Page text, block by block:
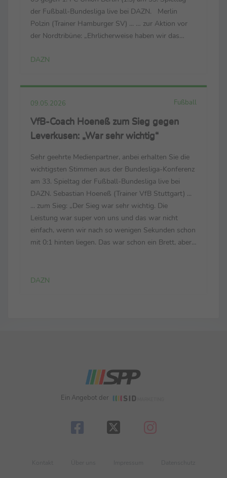
der Fußball-Bundesliga live bei DAZN. Merlin
Polzin (Trainer Hamburger SV) ... … zur Aktion vor
der Nordtribüne: „Ehrlicherweise haben wir das
selbstverständlich, wie uns die Fans unterstützt ...
DAZN
09.05.2026 Fußball
VfB-Coach Hoeneß zum Sieg gegen
Leverkusen: „War sehr wichtig“
Sehr geehrte Medienpartner, anbei erhalten Sie die
wichtigsten Stimmen aus der Bundesliga-Konferenz
am 33. Spieltag der Fußball-Bundesliga live bei
DAZN. Sebastian Hoeneß (Trainer VfB Stuttgart) ...
... zum Sieg: „Der Sieg war sehr wichtig. Die
Leistung war super von uns und das war nicht
einfach, wenn wir nach so wenigen Sekunden schon
mit 0:1 hinten liegen. Das war schon ein Brett, aber
Leistung...
DAZN
Ein Angebot der